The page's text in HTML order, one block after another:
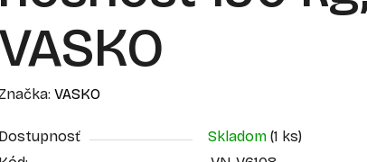
VASKO
VASKO
Dostupnosť Skladom (1 ks)